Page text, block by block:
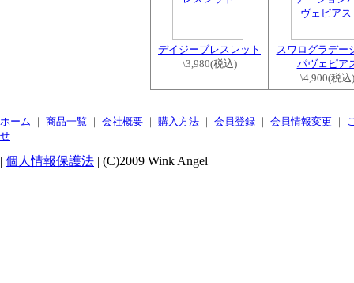
デイジーブレスレット
\3,980(税込)
スワログラデー
パヴェピア
\4,900(税込)
ホーム ｜ 商品一覧 ｜ 会社概要 ｜ 購入方法 ｜ 会員登録 ｜ 会員情報変更 ｜
せ
| 個人情報保護法 | (C)2009 Wink Angel